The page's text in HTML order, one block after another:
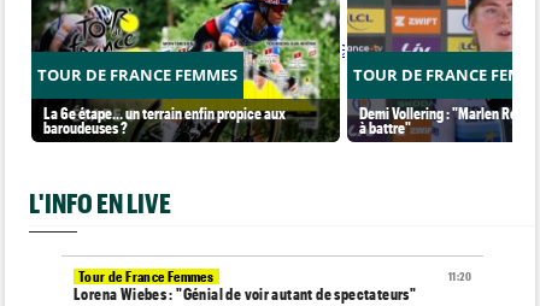
— FFC (@FFCyclisme)January 13, 2024
TOUR DE FRANCE FEMMES
La 6e étape… un terrain enfin propice aux
baroudeuses ?
TOUR DE FRANCE
Demi Vollering : "Marlen
à battre"
L'INFO EN LIVE
11:20
Tour de France Femmes
Lorena Wiebes : "Génial de voir autant de spectateurs"